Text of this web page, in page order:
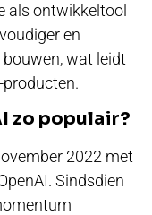
als ontwikkeltool
en
wat leidt
zo populair?
2022 met
Sindsdien